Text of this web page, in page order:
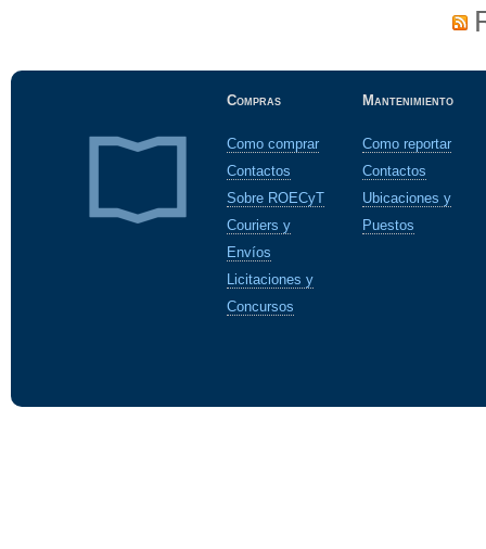
Compras
Como comprar
Contactos
Sobre ROECyT
Couriers y
Envíos
Licitaciones y
Concursos
Mantenimiento
Como reportar
Contactos
Ubicaciones y
Puestos